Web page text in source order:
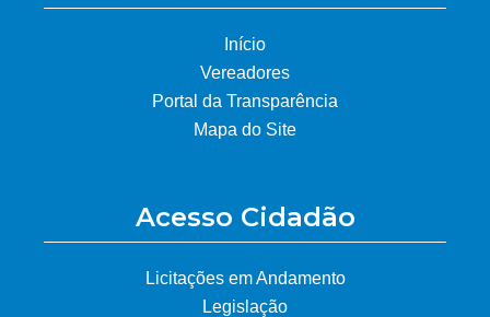
Início
Vereadores
Portal da Transparência
Mapa do Site
Acesso Cidadão
Licitações em Andamento
Legislação